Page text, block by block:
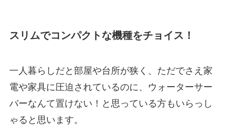
スリムでコンパクトな機種をチョイス！
一人暮らしだと部屋や台所が狭く、ただでさえ家
電や家具に圧迫されているのに、ウォーターサー
バーなんて置けない！と思っている方もいらっし
ゃると思います。